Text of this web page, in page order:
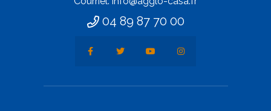
04 89 87 70 00